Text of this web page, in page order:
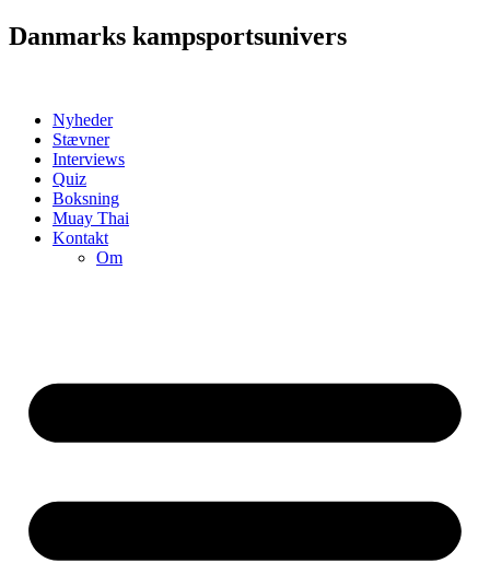
Videre
til
Danmarks kampsportsunivers
Nyheder
Stævner
Interviews
Quiz
Boksning
Muay Thai
Kontakt
Om